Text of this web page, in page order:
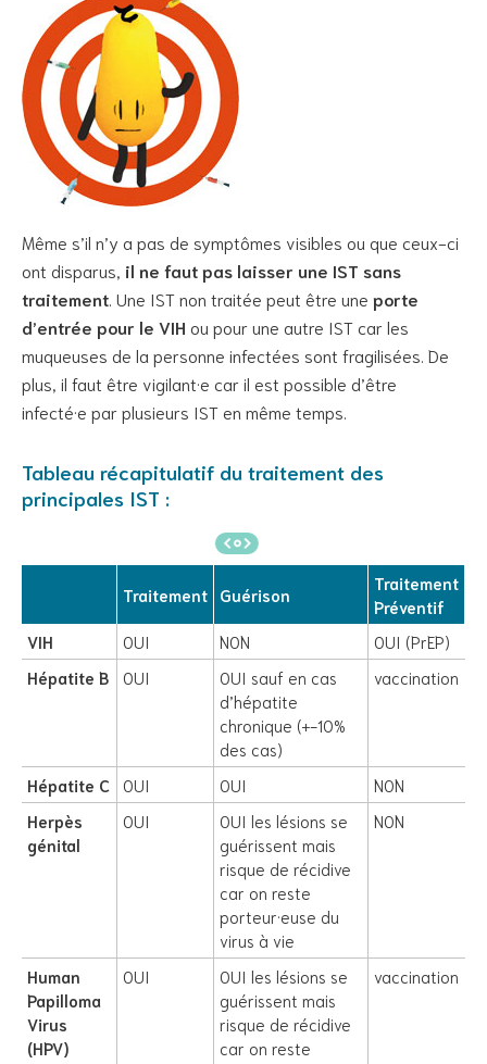
Même s’il n’y a pas de symptômes visibles ou que ceux-ci
ont disparus, il ne faut pas laisser une IST sans
traitement . Une IST non traitée peut être une porte
d’entrée pour le VIH ou pour une autre IST car les
muqueuses de la personne infectées sont fragilisées. De
plus, il faut être vigilant·e car il est possible d’être
infecté·e par plusieurs IST en même temps.
Tableau récapitulatif du traitement des
principales IST :
Traitement Guérison
Traitement
Préventif
VIH
OUI NON
OUI (PrEP)
Hépatite B
OUI
OUI sauf en cas
d’hépatite
chronique (+-10%
des cas)
vaccination
Hépatite C OUI OUI
NON
Herpès
génital
OUI
OUI les lésions se
guérissent mais
risque de récidive
car on reste
porteur·euse du
virus à vie
NON
Human
Papilloma
Virus
(HPV)
OUI
OUI les lésions se
guérissent mais
risque de récidive
car on reste
vaccination